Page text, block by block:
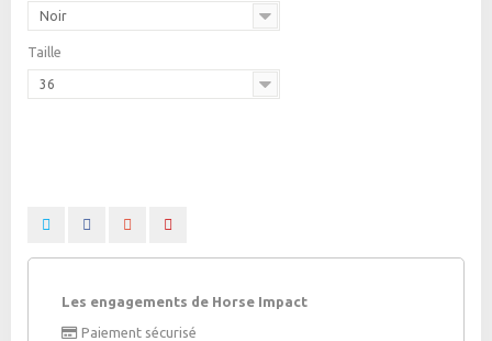
Noir
Taille
36
Les engagements de Horse Impact
Paiement sécurisé